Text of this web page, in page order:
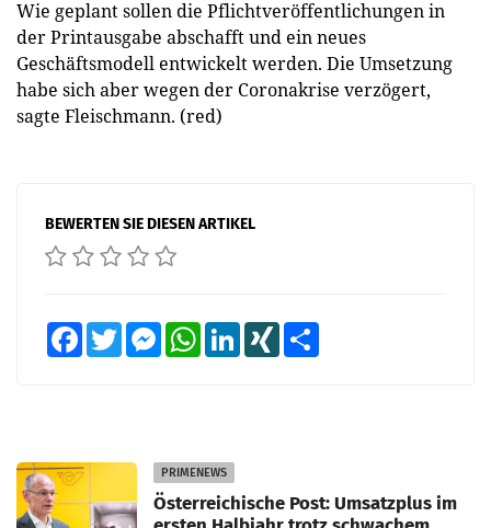
Wie geplant sollen die Pflichtveröffentlichungen in
der Printausgabe abschafft und ein neues
Geschäftsmodell entwickelt werden. Die Umsetzung
habe sich aber wegen der Coronakrise verzögert,
sagte Fleischmann. (red)
BEWERTEN SIE DIESEN ARTIKEL
FacebookTwitter MessengerWhatsAppLinkedInXING
PRIMENEWS
Österreichische Post: Umsatzplus im